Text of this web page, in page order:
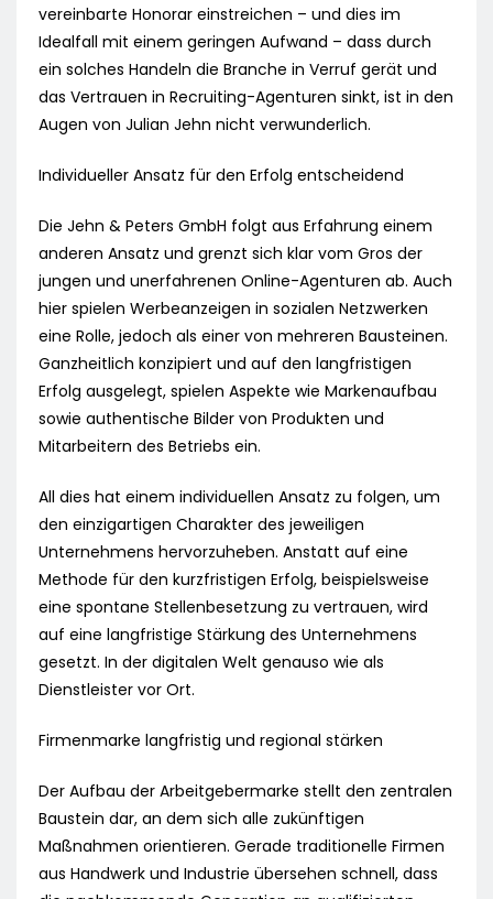
vereinbarte Honorar einstreichen – und dies im
Idealfall mit einem geringen Aufwand – dass durch
ein solches Handeln die Branche in Verruf gerät und
das Vertrauen in Recruiting-Agenturen sinkt, ist in den
Augen von Julian Jehn nicht verwunderlich.
Individueller Ansatz für den Erfolg entscheidend
Die Jehn & Peters GmbH folgt aus Erfahrung einem
anderen Ansatz und grenzt sich klar vom Gros der
jungen und unerfahrenen Online-Agenturen ab. Auch
hier spielen Werbeanzeigen in sozialen Netzwerken
eine Rolle, jedoch als einer von mehreren Bausteinen.
Ganzheitlich konzipiert und auf den langfristigen
Erfolg ausgelegt, spielen Aspekte wie Markenaufbau
sowie authentische Bilder von Produkten und
Mitarbeitern des Betriebs ein.
All dies hat einem individuellen Ansatz zu folgen, um
den einzigartigen Charakter des jeweiligen
Unternehmens hervorzuheben. Anstatt auf eine
Methode für den kurzfristigen Erfolg, beispielsweise
eine spontane Stellenbesetzung zu vertrauen, wird
auf eine langfristige Stärkung des Unternehmens
gesetzt. In der digitalen Welt genauso wie als
Dienstleister vor Ort.
Firmenmarke langfristig und regional stärken
Der Aufbau der Arbeitgebermarke stellt den zentralen
Baustein dar, an dem sich alle zukünftigen
Maßnahmen orientieren. Gerade traditionelle Firmen
aus Handwerk und Industrie übersehen schnell, dass